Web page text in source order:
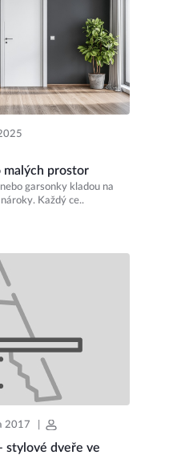
malých prostor
garsonky kladou na
Každý ce..
2017
stylové dveře ve